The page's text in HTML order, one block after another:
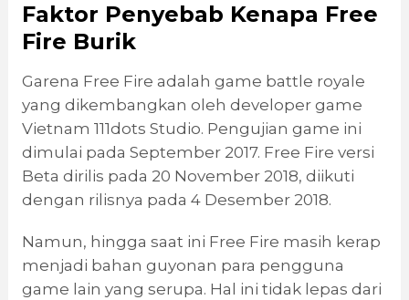
Faktor Penyebab Kenapa Free
Fire Burik
Garena Free Fire adalah game battle royale
yang dikembangkan oleh developer game
Vietnam 111dots Studio. Pengujian game ini
dimulai pada September 2017. Free Fire versi
Beta dirilis pada 20 November 2018, diikuti
dengan rilisnya pada 4 Desember 2018.
Namun, hingga saat ini Free Fire masih kerap
menjadi bahan guyonan para pengguna
game lain yang serupa. Hal ini tidak lepas dari